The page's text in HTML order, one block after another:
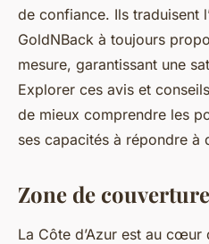
de confiance. Ils traduisent
GoldNBack à toujours
mesure, garantissant une
Explorer ces avis et
de mieux comprendre les
ses capacités à répondre à
Zone de
La Côte d’Azur est au cœur